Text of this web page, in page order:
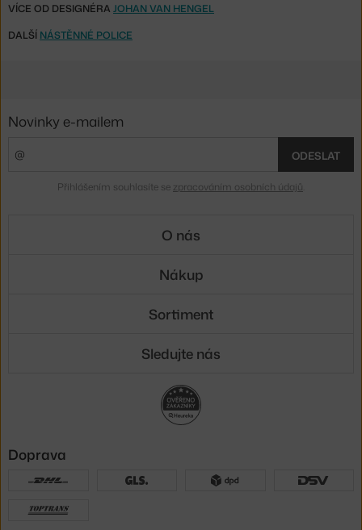
VÍCE OD DESIGNÉRA JOHAN VAN HENGEL
DALŠÍ NÁSTĚNNÉ POLICE
Novinky e-mailem
ODESLAT
Přihlášením souhlasíte se zpracováním osobních údajů
O nás
Nákup
Sortiment
Sledujte nás
Doprava